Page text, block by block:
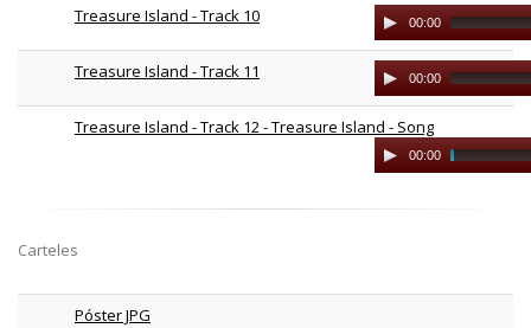
Treasure Island - Track 10
Audio
Player
00:00
Treasure Island - Track 11
Audio
Player
00:00
Treasure Island - Track 12 - Treasure Island - Song
Audio
Player
00:00
Carteles
Póster JPG